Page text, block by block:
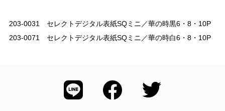
203-0031 セレクトデジタル表紙SQミニ／華の時黒6・8・10P
203-0071 セレクトデジタル表紙SQミニ／華の時白6・8・10P